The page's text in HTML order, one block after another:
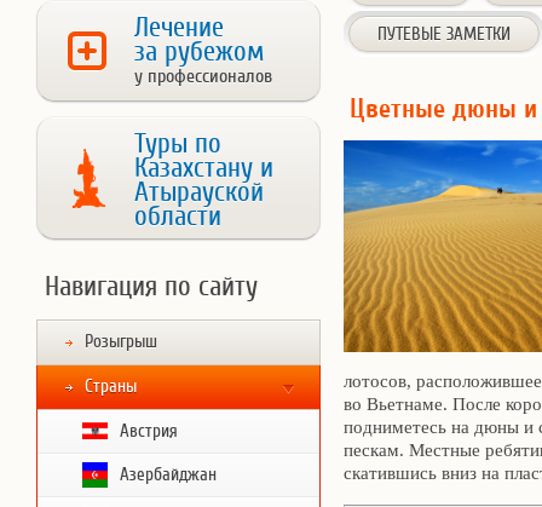
Лечение
за рубежом
у профессионалов
Туры по
Казахстану и
Атырауской
области
Навигация по сайту
Розыгрыш
Страны
Австрия
Азербайджан
ПУТЕВЫЕ ЗАМЕТКИ
Цветные дюны и
лотосов,
во Вьетнаме. После
подниметесь на дюны и
пескам. Местные
скатившись вниз на